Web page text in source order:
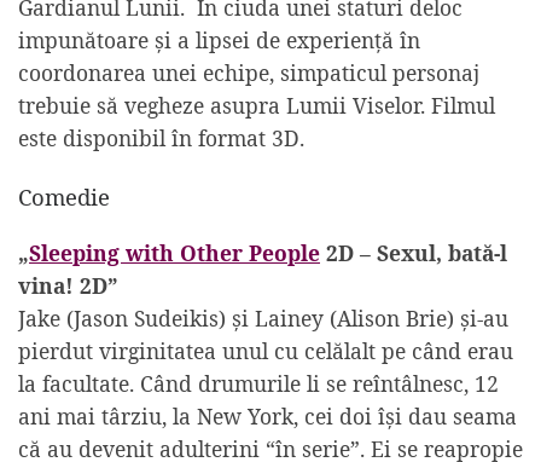
Gardianul Lunii. În ciuda unei staturi deloc
impunătoare și a lipsei de experiență în
coordonarea unei echipe, simpaticul personaj
trebuie să vegheze asupra Lumii Viselor. Filmul
este disponibil în format 3D.
Comedie
„Sleeping with Other People 2D – Sexul, bată-l
vina! 2D”
Jake (Jason Sudeikis) și Lainey (Alison Brie) și-au
pierdut virginitatea unul cu celălalt pe când erau
la facultate. Când drumurile li se reîntâlnesc, 12
ani mai târziu, la New York, cei doi își dau seama
că au devenit adulterini “în serie”. Ei se reapropie